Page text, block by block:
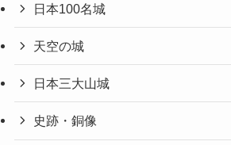
日本100名城
天空の城
日本三大山城
史跡・銅像